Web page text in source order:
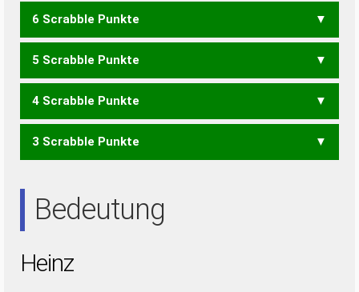
HEIZ ZEHN ZEIH ZIEH
6 Scrabble Punkte
ZEH
5 Scrabble Punkte
ZEN
4 Scrabble Punkte
HIE HIN IHN
3 Scrabble Punkte
Bedeutung
Heinz